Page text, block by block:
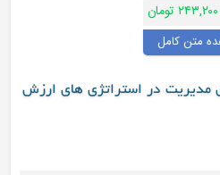
تومان
متن کامل
در استراتژی های ارزش